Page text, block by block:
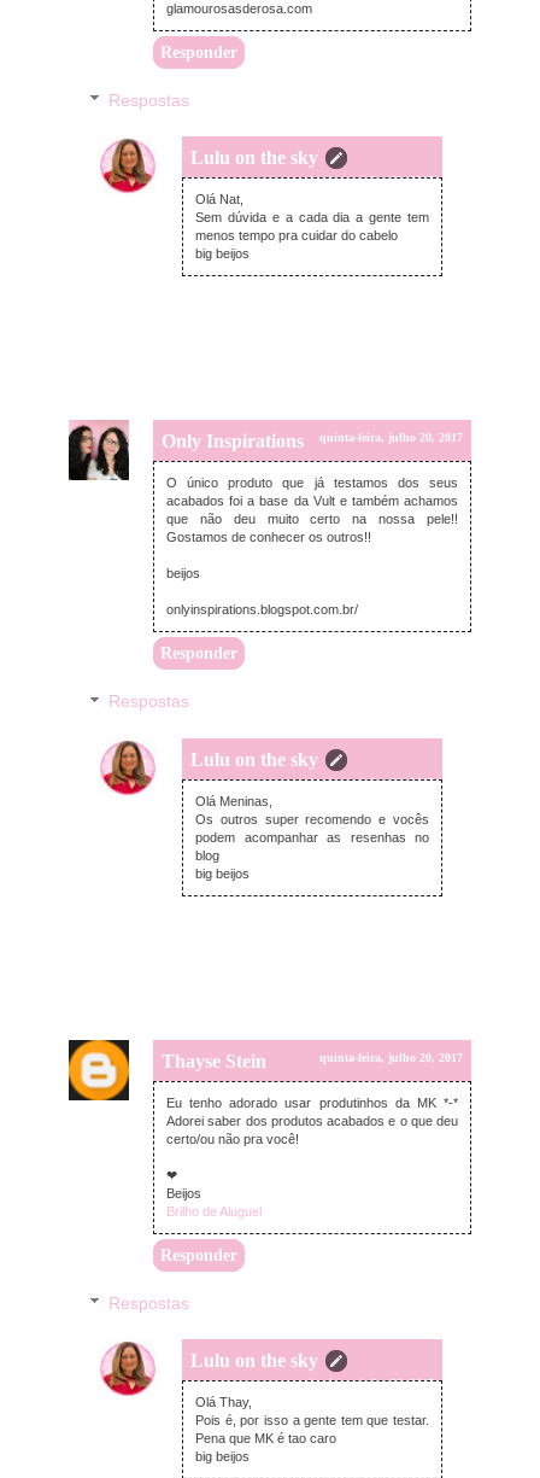
glamourosasderosa.com
Responder
Respostas
Lulu on the sky
domingo, julho 23, 2017
Olá Nat,
Sem dúvida e a cada dia a gente tem
menos tempo pra cuidar do cabelo
big beijos
Only Inspirations quinta-feira, julho 20, 2017
O único produto que já testamos dos seus
acabados foi a base da Vult e também achamos
que não deu muito certo na nossa pele!!
Gostamos de conhecer os outros!!
beijos
onlyinspirations.blogspot.com.br/
Responder
Respostas
Lulu on the sky
domingo, julho 23, 2017
Olá Meninas,
Os outros super recomendo e vocês
podem acompanhar as resenhas no
blog
big beijos
Thayse Stein quinta-feira, julho 20, 2017
Eu tenho adorado usar produtinhos da MK *-*
Adorei saber dos produtos acabados e o que deu
certo/ou não pra você!
❤
Beijos
Brilho de Aluguel
Responder
Respostas
Lulu on the sky
domingo, julho 23, 2017
Olá Thay,
Pois é, por isso a gente tem que testar.
Pena que MK é tao caro
big beijos